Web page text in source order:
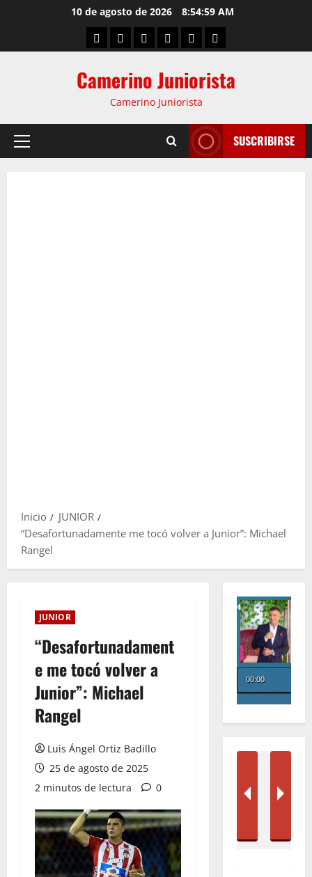
10 de agosto de 2026 8:55:00 AM
Camerino Juniorista
Camerino Juniorista
SUSCRIBIRSE
Inicio
JUNIOR
“Desafortunadamente me tocó volver a Junior”: Michael
Rangel
JUNIOR
“Desafortunadament
e me tocó volver a
Junior”: Michael
Rangel
Luis Ángel Ortiz Badillo
25 de agosto de 2025
2 minutos de lectura
0